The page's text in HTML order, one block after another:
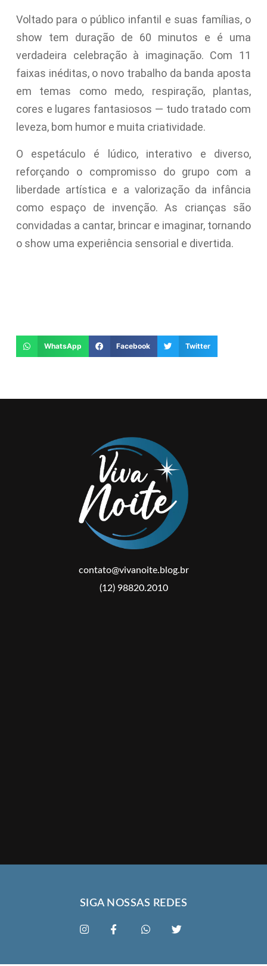
Voltado para o público infantil e suas famílias, o
show tem duração de 60 minutos e é uma
verdadeira celebração à imaginação. Com 11
faixas inéditas, o novo trabalho da banda aposta
em temas como medo, respiração, plantas,
cores e lugares fantasiosos — tudo tratado com
leveza, bom humor e muita criatividade.
O espetáculo é lúdico, interativo e diverso,
reforçando o compromisso do grupo com a
liberdade artística e a valorização da infância
como espaço de invenção. As crianças são
convidadas a cantar, brincar e imaginar, tornando
o show uma experiência sensorial e divertida.
WhatsApp Facebook Twitter
contato@vivanoite.blog.br
(12) 98820.2010
SIGA NOSSAS REDES